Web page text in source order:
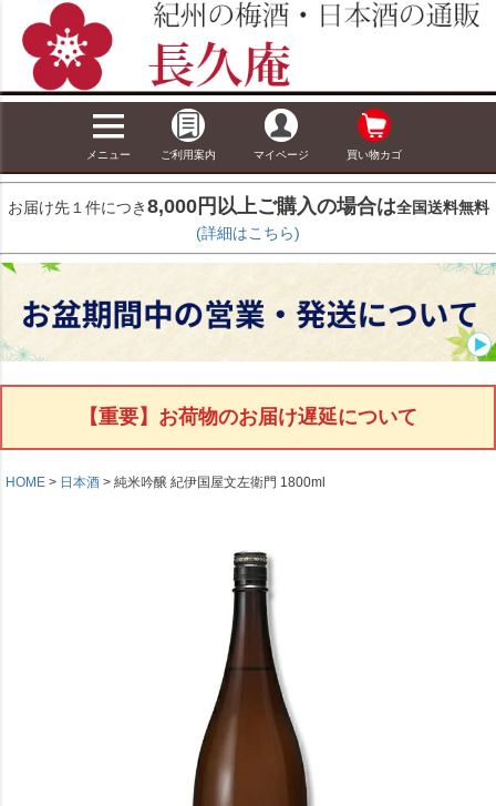
メニュー ご利用案内 マイページ 買い物カゴ
お届け先１件につき8,000円以上ご購入の場合は全国送料無料
(詳細はこちら)
【重要】お荷物のお届け遅延について
HOME 日本酒 純米吟醸 紀伊国屋文左衛門 1800ml